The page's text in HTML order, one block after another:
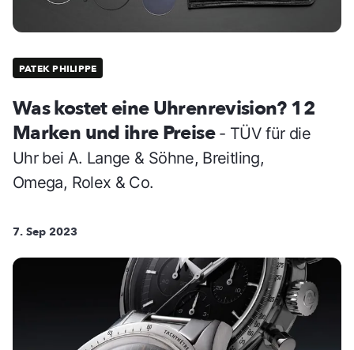
PATEK PHILIPPE
Was kostet eine Uhrenrevision? 12
Marken und ihre Preise - TÜV für die
Uhr bei A. Lange & Söhne, Breitling,
Omega, Rolex & Co.
7. Sep 2023